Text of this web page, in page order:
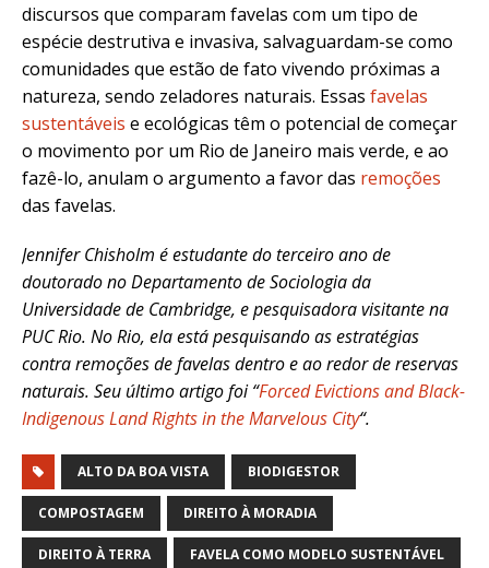
discursos que comparam favelas com um tipo de
espécie destrutiva e invasiva, salvaguardam-se como
comunidades que estão de fato vivendo próximas a
natureza, sendo zeladores naturais. Essas favelas
sustentáveis e ecológicas têm o potencial de começar
o movimento por um Rio de Janeiro mais verde, e ao
fazê-lo, anulam o argumento a favor das remoções
das favelas.
Jennifer Chisholm é estudante do terceiro ano de
doutorado no Departamento de Sociologia da
Universidade de Cambridge, e pesquisadora visitante na
PUC Rio. No Rio, ela está pesquisando as estratégias
contra remoções de favelas dentro e ao redor de reservas
naturais. Seu último artigo foi “Forced Evictions and Black-
Indigenous Land Rights in the Marvelous City“.
ALTO DA BOA VISTA BIODIGESTOR
COMPOSTAGEM DIREITO À MORADIA
DIREITO À TERRA FAVELA COMO MODELO SUSTENTÁVEL